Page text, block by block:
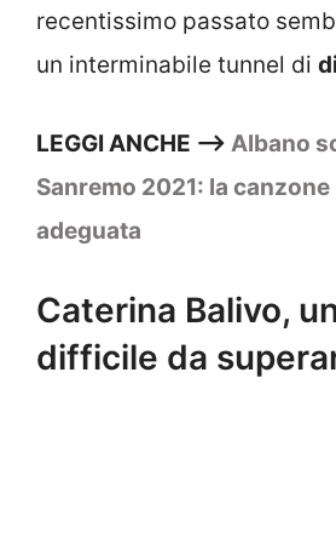
recentissimo passato
un interminabile tunnel di
LEGGI ANCHE —–> Albano
Sanremo 2021: la canzone
adeguata
Caterina Balivo,
difficile da